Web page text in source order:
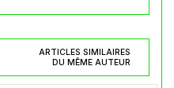
ARTICLES SIMILAIRES
DU MÊME AUTEUR